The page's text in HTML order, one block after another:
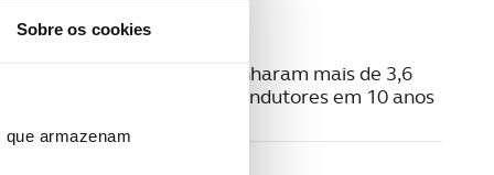
Sobre os cookies
armazenam
Radares apanharam mais de 3,6
milhões de condutores em 10 anos